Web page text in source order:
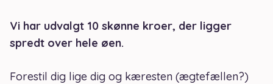
Vi har udvalgt 10 skønne kroer, der ligger
spredt over hele øen.
Forestil dig lige dig og kæresten (ægtefællen?)